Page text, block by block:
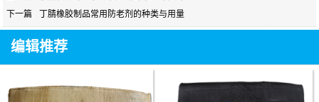
下一篇
丁腈橡胶制品常用防老剂的种类与用量
编辑推荐